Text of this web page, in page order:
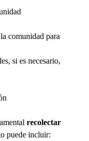
comunidad para
si es necesario,
recolectar
puede incluir: